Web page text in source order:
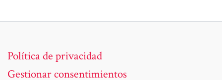
Política de privacidad
Gestionar consentimientos